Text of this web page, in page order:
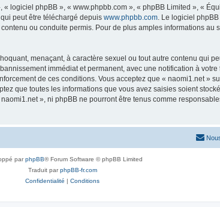
logiciel phpBB », « www.phpbb.com », « phpBB Limited », «
peut être téléchargé depuis www.phpbb.com . Le logiciel
ou conduite permis. Pour de plus amples informations au
menaçant, à caractère sexuel ou tout autre contenu qui
immédiat et permanent, avec une notification à
de ces conditions. Vous acceptez que « naomi1.net »
que toutes les informations que vous avez saisies soient
», ni phpBB ne pourront être tenus comme
parphpBB® Forum Software © phpBB Limited
Traduit parphpBB-fr.com
Confidentialité | Conditions